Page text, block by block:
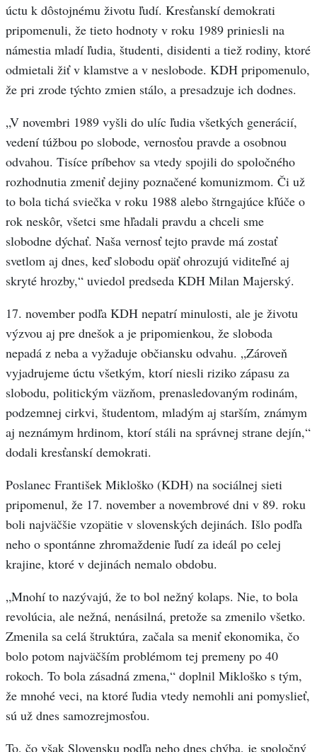
úctu k dôstojnému životu ľudí. Kresťanskí demokrati
pripomenuli, že tieto hodnoty v roku 1989 priniesli na
námestia mladí ľudia, študenti, disidenti a tiež rodiny, ktoré
odmietali žiť v klamstve a v neslobode. KDH pripomenulo,
že pri zrode týchto zmien stálo, a presadzuje ich dodnes.
„V novembri 1989 vyšli do ulíc ľudia všetkých generácií,
vedení túžbou po slobode, vernosťou pravde a osobnou
odvahou. Tisíce príbehov sa vtedy spojili do spoločného
rozhodnutia zmeniť dejiny poznačené komunizmom. Či už
to bola tichá sviečka v roku 1988 alebo štrngajúce kľúče o
rok neskôr, všetci sme hľadali pravdu a chceli sme
slobodne dýchať. Naša vernosť tejto pravde má zostať
svetlom aj dnes, keď slobodu opäť ohrozujú viditeľné aj
skryté hrozby,“ uviedol predseda KDH Milan Majerský.
17. november podľa KDH nepatrí minulosti, ale je životu
výzvou aj pre dnešok a je pripomienkou, že sloboda
nepadá z neba a vyžaduje občiansku odvahu. „Zároveň
vyjadrujeme úctu všetkým, ktorí niesli riziko zápasu za
slobodu, politickým väzňom, prenasledovaným rodinám,
podzemnej cirkvi, študentom, mladým aj starším, známym
aj neznámym hrdinom, ktorí stáli na správnej strane dejín,“
dodali kresťanskí demokrati.
Poslanec František Mikloško (KDH) na sociálnej sieti
pripomenul, že 17. november a novembrové dni v 89. roku
boli najväčšie vzopätie v slovenských dejinách. Išlo podľa
neho o spontánne zhromaždenie ľudí za ideál po celej
krajine, ktoré v dejinách nemalo obdobu.
„Mnohí to nazývajú, že to bol nežný kolaps. Nie, to bola
revolúcia, ale nežná, nenásilná, pretože sa zmenilo všetko.
Zmenila sa celá štruktúra, začala sa meniť ekonomika, čo
bolo potom najväčším problémom tej premeny po 40
rokoch. To bola zásadná zmena,“ doplnil Mikloško s tým,
že mnohé veci, na ktoré ľudia vtedy nemohli ani pomyslieť,
sú už dnes samozrejmosťou.
To, čo však Slovensku podľa neho dnes chýba, je spoločný